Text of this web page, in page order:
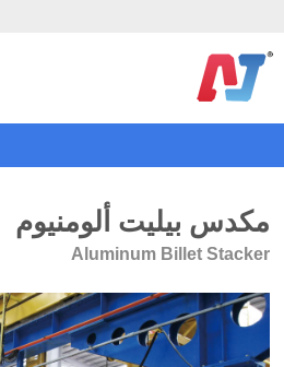
مكدس بيليت ألومنيوم
Aluminum Billet Stacker